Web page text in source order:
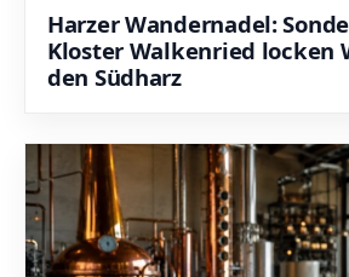
Harzer Wandernadel:
Kloster Walkenried locken
den Südharz